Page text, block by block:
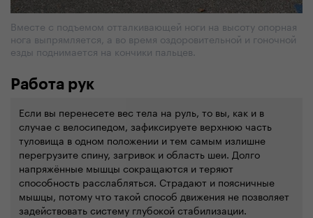
Вместе с подъемом отталкивающей ноги на высоту опорная
нога выпрямляется, а во время оздоровительной и гоночной
езды поднимается на кончики пальцев.
Работа рук
Если вы перенесете вес тела на руль, то вы, как и в
случае с велосипедом, зафиксируете верхнюю часть
туловища в одном положении и тем самым излишне
перегрузите спину, загривок и область шеи. Долго
напряжённые мышцы сокращаются и теряют
способность расслабляться. Страдают и поясничные
мышцы, потому что такой способ движения не позволяет
задействовать систему глубокой стабилизации.